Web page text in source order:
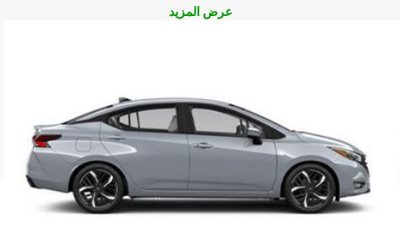
عرض المزيد